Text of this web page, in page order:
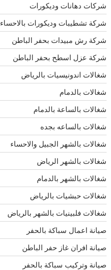
شركات دهانات وديكورات
شركة تشطيبات وديكورات بالاحساء
شركة رش مبيدات بحفر الباطن
شركة عزل اسطح بحفر الباطن
شغالات اندونيسيات بالرياض
شغالات بالدمام
شغالات بالساعة بالدمام
شغالات بالساعه بجده
شغالات بالشهر الجبيل والاحساء
شغالات بالشهر الرياض
شغالات بالشهر بالدمام
شغالات حبشيات بالرياض
شغالات فلبينيات بالشهر بالرياض
صيانة اعمال سباكة بالحفر
صيانة افران غاز حفر الباطن
صيانة وتركيب سباكة بالحفر